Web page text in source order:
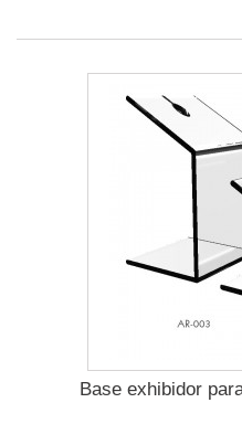
Base exhibidor